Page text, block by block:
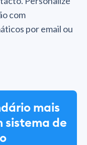
com
por email ou
mais
sistema de